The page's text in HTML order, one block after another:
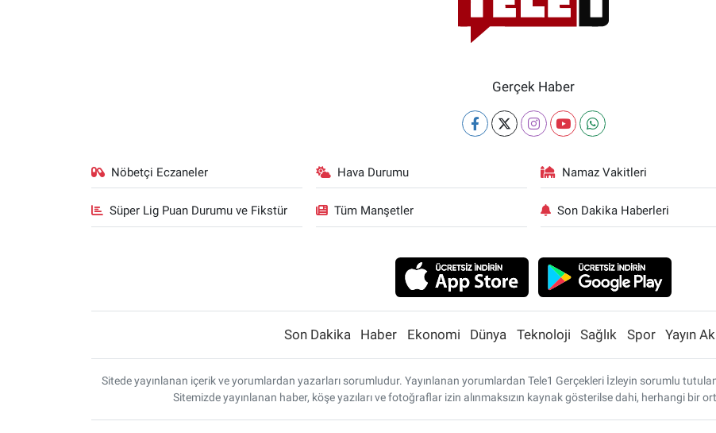
Gerçek Haber
Nöbetçi Eczaneler Hava Durumu Namaz Vakitleri
Süper Lig Puan Durumu ve Fikstür Tüm Manşetler Son Dakika Haberleri
Son Dakika Haber Ekonomi Dünya Teknoloji Sağlık Spor Yayın
Sitede yayınlanan içerik ve yorumlardan yazarları sorumludur. Yayınlanan yorumlardan Tele1 Gerçekleri İzleyin sorumlu
Sitemizde yayınlanan haber, köşe yazıları ve fotoğraflar izin alınmaksızın kaynak gösterilse dahi, herhangi bir